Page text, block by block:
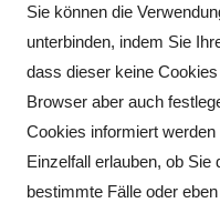
Sie können die
unterbinden, indem Sie
dass dieser keine
Browser aber auch
Cookies informiert
Einzelfall erlauben, ob
bestimmte Fälle oder